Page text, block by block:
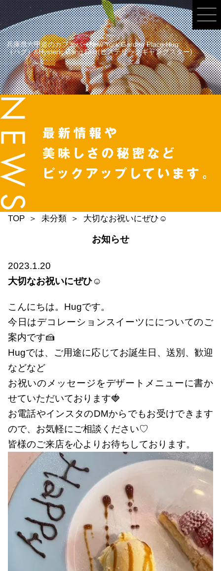
兵庫県六甲道のカフェバーNew York Garden Place Hug
（ハグ）&Hysteric Gang Star(ヒステリックギャングスター)
TOP 未分類 大切なお祝いにぜひ☺
お知らせ
2023.1.20
大切なお祝いにぜひ☺
こんにちは。Hugです。
今日はデコレーションスイーツにについてのご
案内です🍰
Hugでは、ご用途に応じてお誕生日、送別、歓迎
などなど
お祝いのメッセージをデザートメニューに書か
せていただいております🍓
お電話やインスタのDMからでもお受けできます
ので、お気軽にご相談ください♡
皆様のご来店を心よりお待ちしております。